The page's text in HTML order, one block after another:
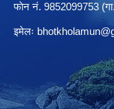
फाेन नं. 9852099753
इमेलः